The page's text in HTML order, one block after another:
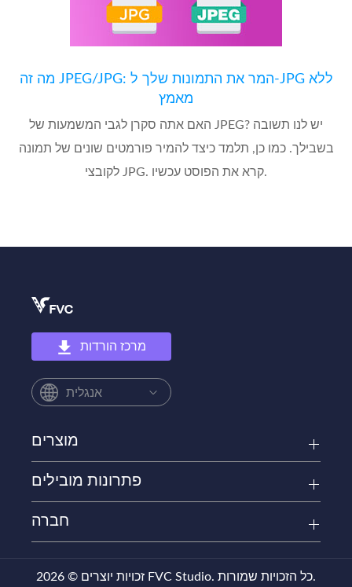
מה זה JPEG/JPG: המר את התמונות שלך ל-JPG ללא
מאמץ
האם אתה סקרן לגבי המשמעות של JPEG? יש לנו תשובה
בשבילך. כמו כן, תלמד כיצד להמיר פורמטים שונים של תמונה
לקובצי JPG. קרא את הפוסט עכשיו.
מרכז הורדות
אנגלית
מוצרים
פתרונות מובילים
חברה
זכויות יוצרים © 2026 FVC Studio. כל הזכויות שמורות.